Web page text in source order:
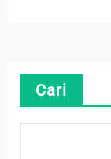
Cari